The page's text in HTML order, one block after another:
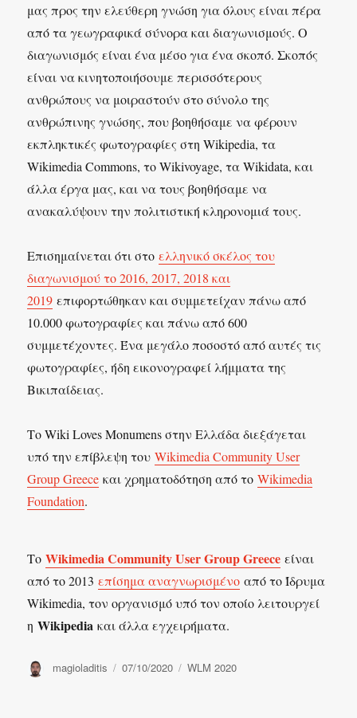
μας προς την ελεύθερη γνώση για όλους είναι πέρα
από τα γεωγραφικά σύνορα και διαγωνισμούς. Ο
διαγωνισμός είναι ένα μέσο για ένα σκοπό. Σκοπός
είναι να κινητοποιήσουμε περισσότερους
ανθρώπους να μοιραστούν στο σύνολο της
ανθρώπινης γνώσης, που βοηθήσαμε να φέρουν
εκπληκτικές φωτογραφίες στη Wikipedia, τα
Wikimedia Commons, το Wikivoyage, τα Wikidata, και
άλλα έργα μας, και να τους βοηθήσαμε να
ανακαλύψουν την πολιτιστική κληρονομιά τους.
Επισημαίνεται ότι στοελληνικό σκέλος του
διαγωνισμού το 2016, 2017, 2018 και
2019 επιφορτώθηκαν και συμμετείχαν πάνω από
10.000 φωτογραφίες και πάνω από 600
συμμετέχοντες. Ένα μεγάλο ποσοστό από αυτές τις
φωτογραφίες, ήδη εικονογραφεί λήμματα της
Βικιπαίδειας.
Το Wiki Loves Monumens στην Ελλάδα διεξάγεται
υπό την επίβλεψη τουWikimedia Community User
Group Greece και χρηματοδότηση από τοWikimedia
Foundation.
ΤοWikimedia Community User Group Greece είναι
από το 2013επίσημα αναγνωρισμένο από το Ίδρυμα
Wikimedia, τον οργανισμό υπό τον οποίο λειτουργεί
ηWikipediaκαι άλλα εγχειρήματα.
Συντάκτης
magioladitis
Δημοσιεύτηκε
07/10/2020 Κατηγορίες
WLM 2020